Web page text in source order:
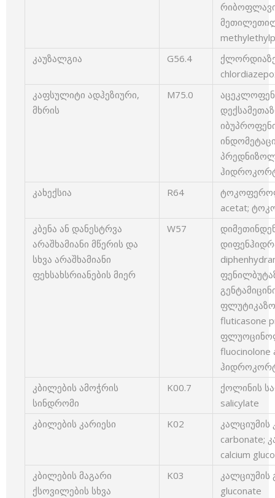
კაუზალგია
G56.4
კაფსულიტი ადჰეზიური,
მხრის
M75.0
კახექსია
R64
acetat;
კბენა ან დანესტრვა
არაშხამიანი მწერის და
სხვა არაშხამიანი
ფეხსახსრიანების მიერ
W57
fluticasone
fluocinolone
კბილების ამოჭრის
სინდრომი
K00.7
ქოლინის
salicylate
კბილების კარიესი
K02
კალციუმის
carbonate;
calcium
კბილების მაგარი
ქსოვილების სხვა
K03
კალციუმის
gluconate